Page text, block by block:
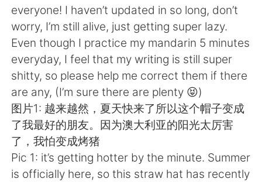
English 简体中文
繁體中文 Español
العربية Français
Deutsch 한국어
Русский
Indonesia Italiano
everyone! I haven’t updated in so long, don’t
worry, I’m still alive, just getting super lazy.
Even though I practice my mandarin 5 minutes
everyday, I feel that my writing is still super
shitty, so please help me correct them if there
are any, (I’m sure there are plenty 😝)
图片1: 越来越然，夏天快来了所以这个帽子变成
了我最好的朋友。因为澳大利亚的阳光太厉害
了，我怕变成烤猪
Pic 1: it’s getting hotter by the minute. Summer
is officially here, so this straw hat has recently